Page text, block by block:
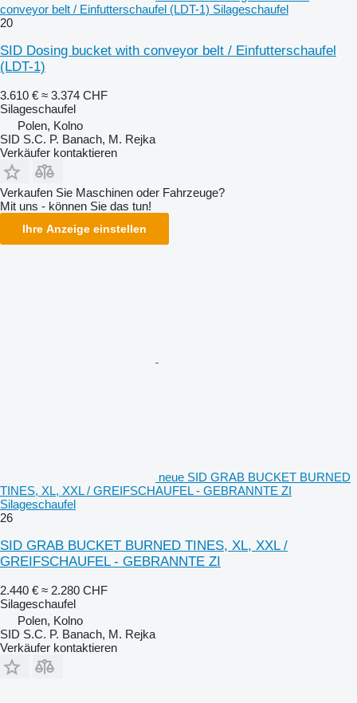
conveyor belt / Einfutterschaufel (LDT-1) Silageschaufel
20
SID Dosing bucket with conveyor belt / Einfutterschaufel
(LDT-1)
3.610 € ≈ 3.374 CHF
Silageschaufel
Polen, Kolno
SID S.C. P. Banach, M. Rejka
Verkäufer kontaktieren
Verkaufen Sie Maschinen oder Fahrzeuge?
Mit uns - können Sie das tun!
Ihre Anzeige einstellen
neue SID GRAB BUCKET BURNED
TINES, XL, XXL / GREIFSCHAUFEL - GEBRANNTE ZI
Silageschaufel
26
SID GRAB BUCKET BURNED TINES, XL, XXL /
GREIFSCHAUFEL - GEBRANNTE ZI
2.440 € ≈ 2.280 CHF
Silageschaufel
Polen, Kolno
SID S.C. P. Banach, M. Rejka
Verkäufer kontaktieren